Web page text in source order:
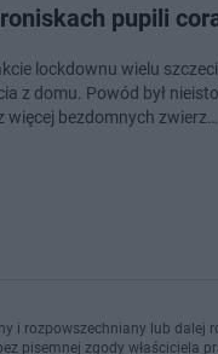
pupili
lockdownu wielu
z domu. Powód był
więcej bezdomnych zwierz…
i rozpowszechniany lub
pisemnej zgody